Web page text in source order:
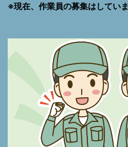
※現在、作業員の募集はしてい